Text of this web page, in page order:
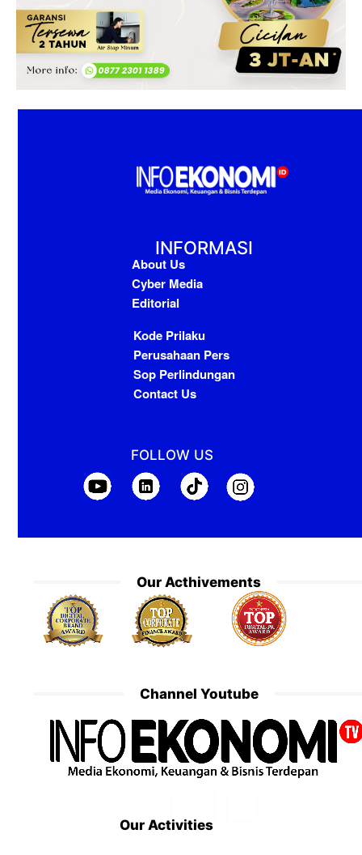
INFORMASI
About Us
Cyber Media
Editorial
Kode Prilaku
Perusahaan Pers
Sop Perlindungan
Contact Us
FOLLOW US
Our Acthivements
Channel Youtube
Our Activities